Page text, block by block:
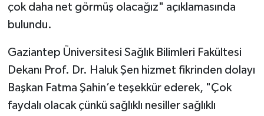
çok daha net görmüş olacağız" açıklamasında
bulundu.
Gaziantep Üniversitesi Sağlık Bilimleri Fakültesi
Dekanı Prof. Dr. Haluk Şen hizmet fikrinden dolayı
Başkan Fatma Şahin’e teşekkür ederek, "Çok
faydalı olacak çünkü sağlıklı nesiller sağlıklı